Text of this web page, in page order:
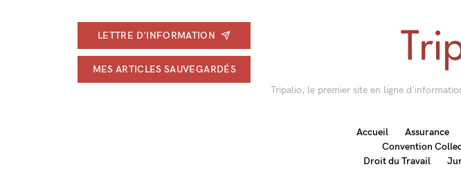
LETTRE D'INFORMATION
MES ARTICLES SAUVEGARDÉS
Tripalio, le premier site en ligne
Accueil Assurance
Convention
Droit du Travail